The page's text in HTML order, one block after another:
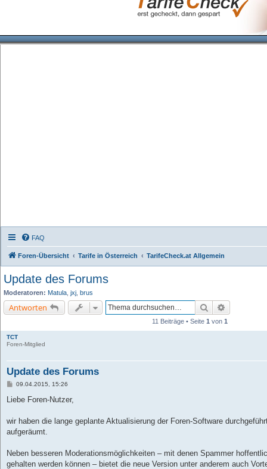
FAQ
Foren-Übersicht Tarife in Österreich TarifeCheck.at Allgemein
Update des Forums
Moderatoren: Matula jxj brus
Antworten Suche
11 Beiträge • Seite 1 von 1
TCT
Foren-Mitglied
Update des Forums
B
i
a
09.04.2015, 15:26
Liebe Foren-Nutzer,
wir haben die lange geplante Aktualisierung der Foren-Software
aufgeräumt.
Neben besseren Moderationsmöglichkeiten – mit denen Spammer
gehalten werden können – bietet die neue Version unter anderem auch